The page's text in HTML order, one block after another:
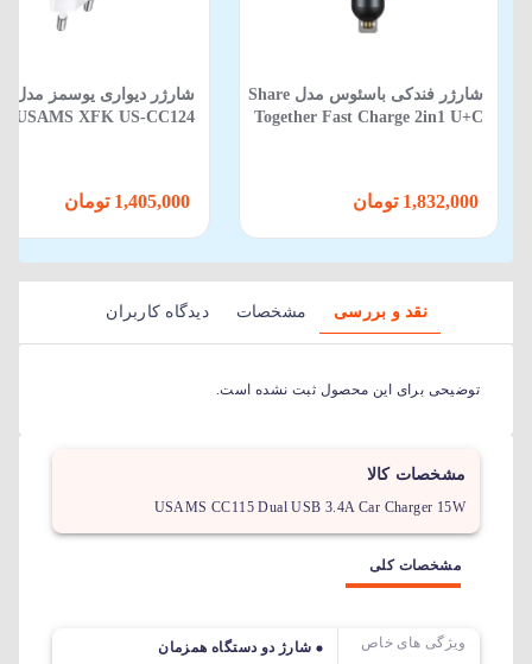
شارژر فندکی باسئوس مدل Share
Together Fast Charge 2in1 U+C
شارژر دیواری یوسمز مدل
نقد و بررسی مشخصات دیدگاه کاربران
توضیحی برای این محصول ثبت نشده است.
مشخصات کالا
USAMS CC115 Dual USB 3.4A Car Charger 15W
مشخصات کلی
ویژگی های خاص
شارژ دو دستگاه همزمان